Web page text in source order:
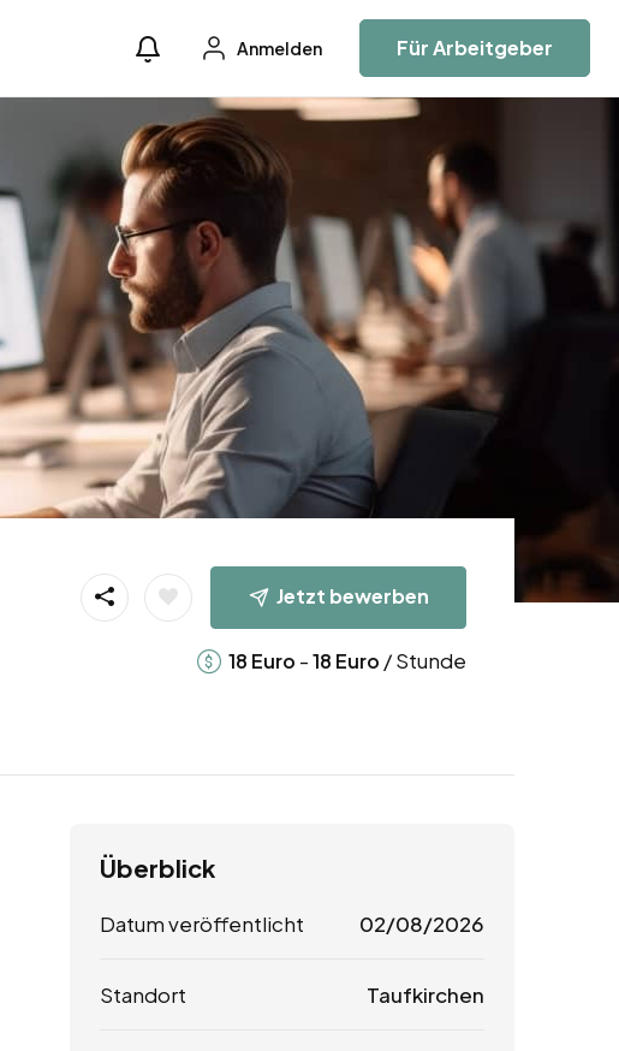
Anmelden Für Arbeitgeber
Jetzt bewerben
18 Euro -18 Euro / Stunde
Überblick
Datum veröffentlicht 02/08/2026
Standort Taufkirchen